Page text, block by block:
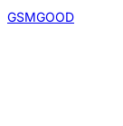
GSMGOOD